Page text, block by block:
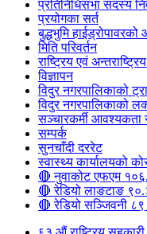
प्रतिनिधिसभा सदस्य
प्रयोगका सर्त
बुद्धभुमि
मिति परिवर्तन
राष्ट्रिय एवं
विज्ञापन
विदुर नगरपालिकाको
विदुर नगरपालिकाको
सञ्चारकर्मी आवश्यकता
सम्पर्क
सुनचाँदी दररेट
स्वास्थ्य कार्यालयको
🔴 नुवाकोट एफएम
🔴 रेडियो लाङटाङ
🔴 रेडियो सञ्जिवनी ८९